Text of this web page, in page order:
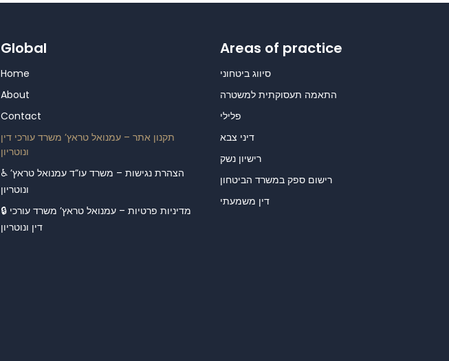
Global
Home
About
Contact
תקנון אתר – עמנואל טראץ’ משרד עורכי דין
ונוטריון
♿ הצהרת נגישות – משרד עו”ד עמנואל טראץ’
ונוטריון
🔒 מדיניות פרטיות – עמנואל טראץ’ משרד עורכי
דין ונוטריון
Areas of practice
סיווג ביטחוני
התאמה תעסוקתית למשטרה
פלילי
דיני צבא
רישיון נשק
רישום ספק במשרד הביטחון
דין משמעתי